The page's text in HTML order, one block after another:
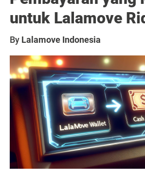
untuk Lalamove
By Lalamove Indonesia